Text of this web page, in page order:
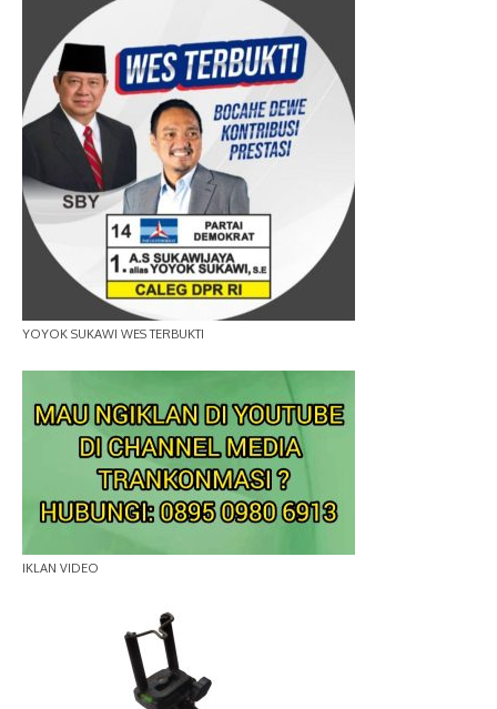
YOYOK SUKAWI WES TERBUKTI
IKLAN VIDEO